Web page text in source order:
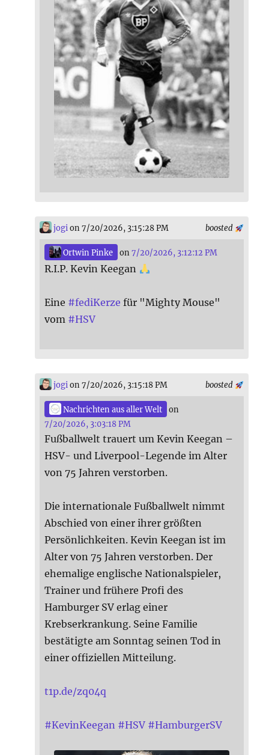
boosted
jogion 7/20/2026, 3:15:28 PM
Ortwin Pinke on7/20/2026, 3:12:12 PM
R.I.P. Kevin Keegan
Eine #fediKerze für "Mighty Mouse"
vom #HSV
boosted
jogion 7/20/2026, 3:15:18 PM
Nachrichten aus aller Welt
on
7/20/2026, 3:03:18 PM
Fußballwelt trauert um Kevin Keegan –
HSV- und Liverpool-Legende im Alter
von 75 Jahren verstorben.
Die internationale Fußballwelt nimmt
Abschied von einer ihrer größten
Persönlichkeiten. Kevin Keegan ist im
Alter von 75 Jahren verstorben. Der
ehemalige englische Nationalspieler,
Trainer und frühere Profi des
Hamburger SV erlag einer
Krebserkrankung. Seine Familie
bestätigte am Sonntag seinen Tod in
einer offiziellen Mitteilung.
t1p.de/zq04q
#KevinKeegan #HSV #HamburgerSV